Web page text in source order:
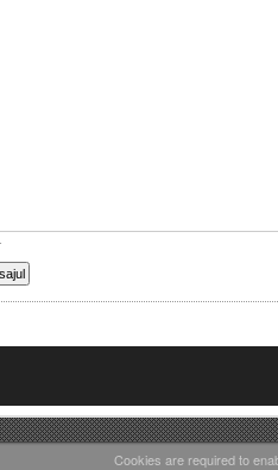
Cookies are required to